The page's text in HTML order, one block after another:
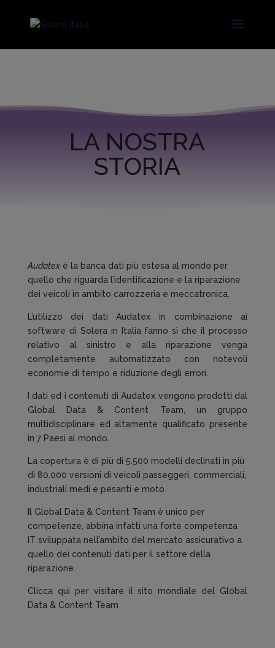
LA NOSTRA
STORIA
Audatexè la banca dati più estesa al mondo per
quello che riguarda l’identificazione e la riparazione
dei veicoli in ambito carrozzeria e meccatronica.
L’utilizzo dei dati Audatex in combinazione ai
software di Solera in Italia fanno sì che il processo
relativo al sinistro e alla riparazione venga
completamente automatizzato con notevoli
economie di tempo e riduzione degli errori.
I dati ed i contenuti di Audatex vengono prodotti dal
Global Data & Content Team, un gruppo
multidisciplinare ed altamente qualificato presente
in 7 Paesi al mondo.
La copertura è di più di 5.500 modelli declinati in più
di 80.000 versioni di veicoli passeggeri, commerciali,
industriali medi e pesanti e moto.
Il Global Data & Content Team è unico per
competenze, abbina infatti una forte competenza
IT sviluppata nell’ambito del mercato assicurativo a
quello dei contenuti dati per il settore della
riparazione.
Clicca qui
per visitare il sito mondiale del Global
Data & Content Team